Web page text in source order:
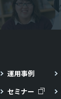
運用事例
セミナー